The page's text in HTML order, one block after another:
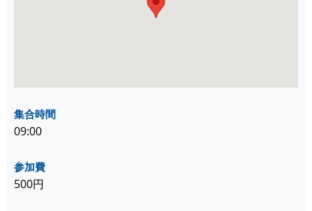
集合時間
09:00
参加費
500円